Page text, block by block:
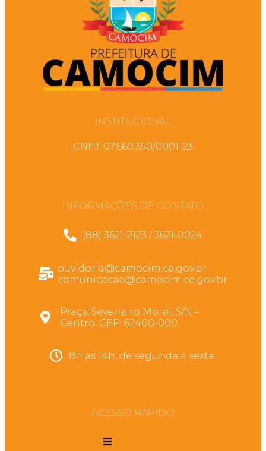
INSTITUCIONAL
CNPJ: 07.660.350/0001-23
INFORMAÇÕES DE CONTATO
(88) 3621-2123 / 3621-0024
ouvidoria@camocim.ce.gov.br
comunicacao@camocim.ce.gov.br
Praça Severiano Morel, S/N –
Centro. CEP: 62400-000
8h às 14h, de segunda a sexta.
ACESSO RÁPIDO